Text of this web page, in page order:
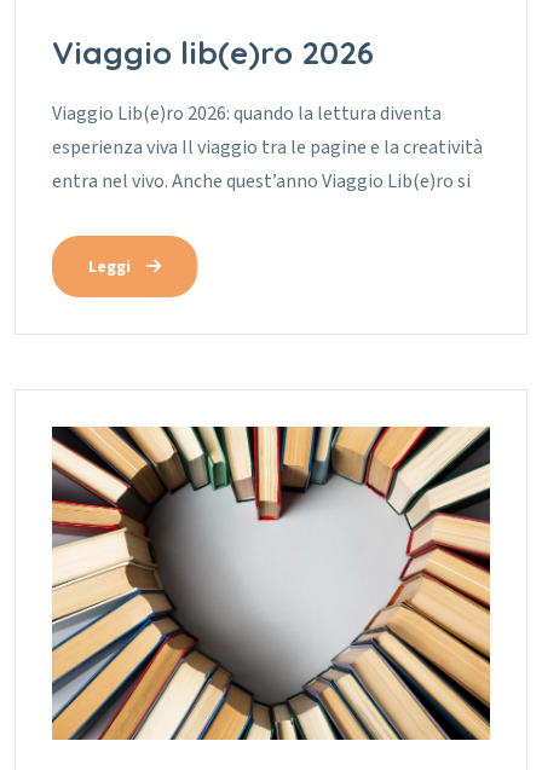
Viaggio lib(e)ro 2026
Viaggio Lib(e)ro 2026: quando la lettura diventa
esperienza viva Il viaggio tra le pagine e la creatività
entra nel vivo. Anche quest’anno Viaggio Lib(e)ro si
Leggi